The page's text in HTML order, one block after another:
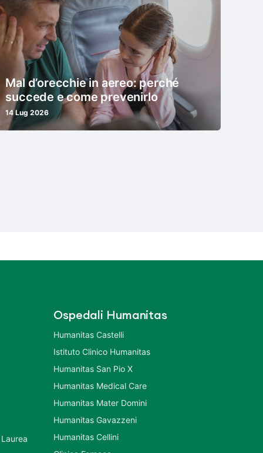
Mal d’orecchie in aereo: perché
succede e come prevenirlo
14 Lug 2026
Ospedali Humanitas
Humanitas Castelli
Istituto Clinico Humanitas
Humanitas San Pio X
Humanitas Medical Care
Humanitas Mater Domini
Humanitas Gavazzeni
Humanitas Cellini